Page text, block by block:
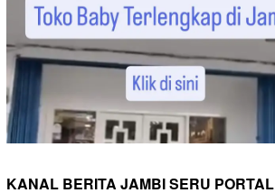
KANAL BERITA JAMBI SERU PORTAL